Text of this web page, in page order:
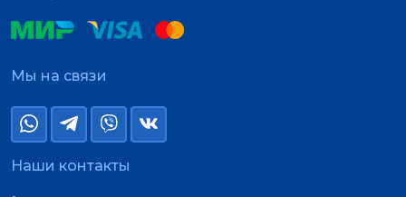
Мы на связи
Наши контакты